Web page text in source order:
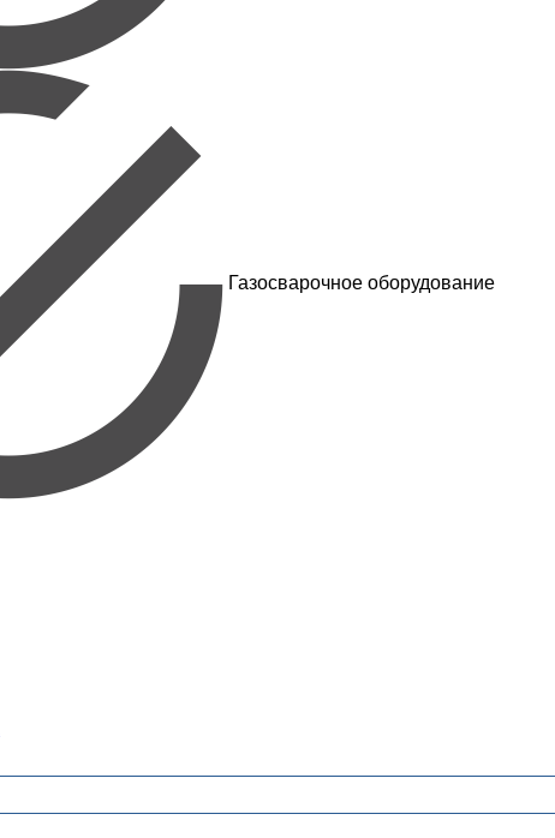
Газосварочное оборудование